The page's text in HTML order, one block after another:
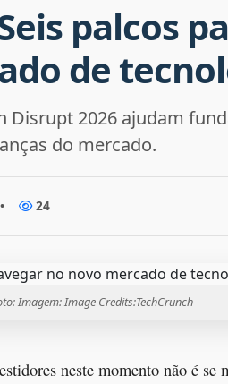
palcos
de
Disrupt 2026 ajudam
do mercado.
• 24
Imagem: Image Credits:TechCrunch
neste momento não é se